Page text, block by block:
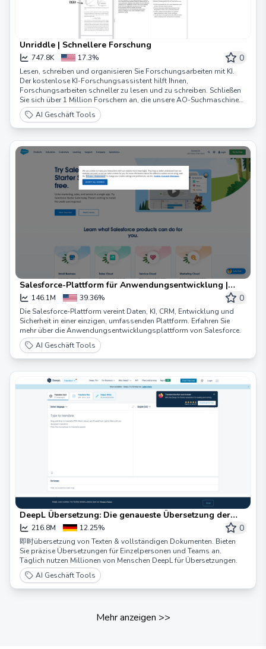
Unriddle | Schnellere Forschung
747.8K 17.3% 0
Lesen, schreiben und organisieren Sie Forschungsarbeiten mit KI.
Der kostenlose KI-Forschungsassistent hilft Ihnen,
Forschungsarbeiten schneller zu lesen und zu schreiben. Schließen
Sie sich über 1 Million Forschern an, die unsere AO-Suchmaschine
nutzen, um ihre Arbeit zu beschleunigen.
AI Geschäft Tools
Salesforce-Plattform für Anwendungsentwicklung |
Salesforce US
146.1M 39.36% 0
Die Salesforce-Plattform vereint Daten, KI, CRM, Entwicklung und
Sicherheit in einer einzigen, umfassenden Plattform. Erfahren Sie
mehr über die Anwendungsentwicklungsplattform von Salesforce.
AI Geschäft Tools
DeepL Übersetzung: Die genaueste Übersetzung der
Welt216.8M 12.25% 0
即时übersetzung von Texten & vollständigen Dokumenten. Bieten
Sie präzise Übersetzungen für Einzelpersonen und Teams an.
Täglich nutzen Millionen von Menschen DeepL für Übersetzungen.
AI Geschäft Tools
Mehr anzeigen >>